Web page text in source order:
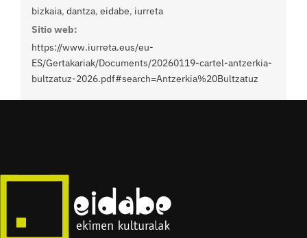
bizkaia, dantza, eidabe, iurreta
Sitio web:
https://www.iurreta.eus/eu-
ES/Gertakariak/Documents/20260119-cartel-antzerkia-
bultzatuz-2026.pdf#search=Antzerkia%20Bultzatuz